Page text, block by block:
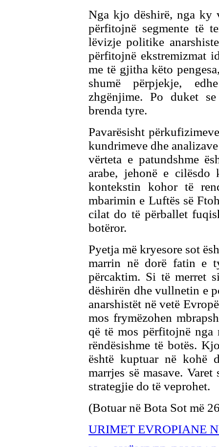
Nga kjo dëshirë, nga ky
përfitojnë segmente të
lëvizje politike
përfitojnë ekstremizmat
me të gjitha këto
shumë përpjekje,
zhgënjime. Po duket
brenda tyre.
Pavarësisht
kundrimeve dhe
vërteta e patundshme
arabe, jehonë e cilësdo
kontekstin kohor të
mbarimin e Luftës së
cilat do të përballet
botëror.
Pyetja më kryesore sot
marrin në dorë fatin e
përcaktim. Si të merret
dëshirën dhe vullnetin e
anarshistët në vetë
mos frymëzohen
që të mos përfitojnë nga
rëndësishme të botës.
është kuptuar në kohë
marrjes së masave.
strategjie do të veprohet.
(Botuar në Bota Sot më
URIMET EVROPIANE